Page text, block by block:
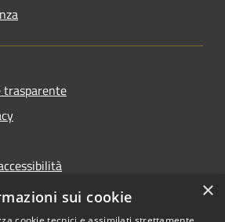
trasparente
×
sui cookie